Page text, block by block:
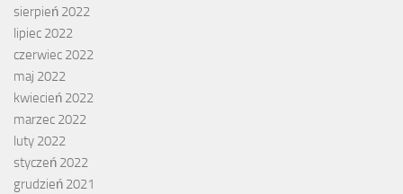
sierpień 2022
lipiec 2022
czerwiec 2022
maj 2022
kwiecień 2022
marzec 2022
luty 2022
styczeń 2022
grudzień 2021